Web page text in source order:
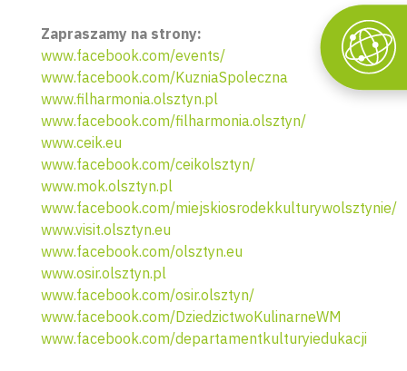
Zapraszamy na strony:
www.facebook.com/events/
www.facebook.com/KuzniaSpoleczna
www.filharmonia.olsztyn.pl
www.facebook.com/filharmonia.olsztyn/
www.ceik.eu
www.facebook.com/ceikolsztyn/
www.mok.olsztyn.pl
www.facebook.com/miejskiosrodekkulturywolsztynie/
www.visit.olsztyn.eu
www.facebook.com/olsztyn.eu
www.osir.olsztyn.pl
www.facebook.com/osir.olsztyn/
www.facebook.com/DziedzictwoKulinarneWM
www.facebook.com/departamentkulturyiedukacji